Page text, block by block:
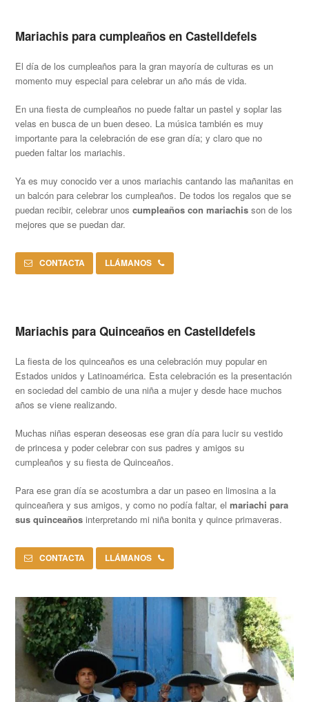
Mariachis para cumpleaños en Castelldefels
El día de los cumpleaños para la gran mayoría de culturas es un
momento muy especial para celebrar un año más de vida.
En una fiesta de cumpleaños no puede faltar un pastel y soplar las
velas en busca de un buen deseo. La música también es muy
importante para la celebración de ese gran día; y claro que no
pueden faltar los mariachis.
Ya es muy conocido ver a unos mariachis cantando las mañanitas en
un balcón para celebrar los cumpleaños. De todos los regalos que se
puedan recibir, celebrar unoscumpleaños con mariachis son de los
mejores que se puedan dar.
CONTACTA LLÁMANOS
Mariachis para Quinceaños en Castelldefels
La fiesta de los quinceaños es una celebración muy popular en
Estados unidos y Latinoamérica. Esta celebración es la presentación
en sociedad del cambio de una niña a mujer y desde hace muchos
años se viene realizando.
Muchas niñas esperan deseosas ese gran día para lucir su vestido
de princesa y poder celebrar con sus padres y amigos su
cumpleaños y su fiesta de Quinceaños.
Para ese gran día se acostumbra a dar un paseo en limosina a la
quinceañera y sus amigos, y como no podía faltar, elmariachi para
sus quinceaños interpretando mi niña bonita y quince primaveras.
CONTACTA LLÁMANOS